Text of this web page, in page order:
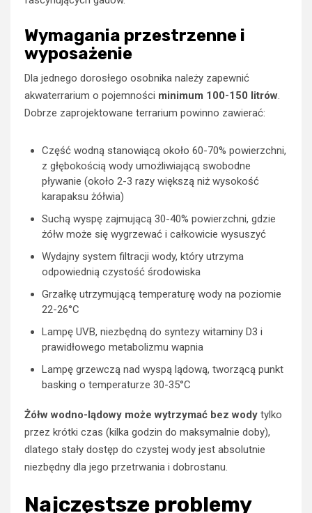
Wymagania przestrzenne i
wyposażenie
Dla jednego dorosłego osobnika należy zapewnić
akwaterrarium o pojemności minimum 100-150 litrów.
Dobrze zaprojektowane terrarium powinno zawierać:
Część wodną stanowiącą około 60-70% powierzchni,
z głębokością wody umożliwiającą swobodne
pływanie (około 2-3 razy większą niż wysokość
karapaksu żółwia)
Suchą wyspę zajmującą 30-40% powierzchni, gdzie
żółw może się wygrzewać i całkowicie wysuszyć
Wydajny system filtracji wody, który utrzyma
odpowiednią czystość środowiska
Grzałkę utrzymującą temperaturę wody na poziomie
22-26°C
Lampę UVB, niezbędną do syntezy witaminy D3 i
prawidłowego metabolizmu wapnia
Lampę grzewczą nad wyspą lądową, tworzącą punkt
basking o temperaturze 30-35°C
Żółw wodno-lądowy może wytrzymać bez wody tylko
przez krótki czas (kilka godzin do maksymalnie doby),
dlatego stały dostęp do czystej wody jest absolutnie
niezbędny dla jego przetrwania i dobrostanu.
Najczęstsze problemy